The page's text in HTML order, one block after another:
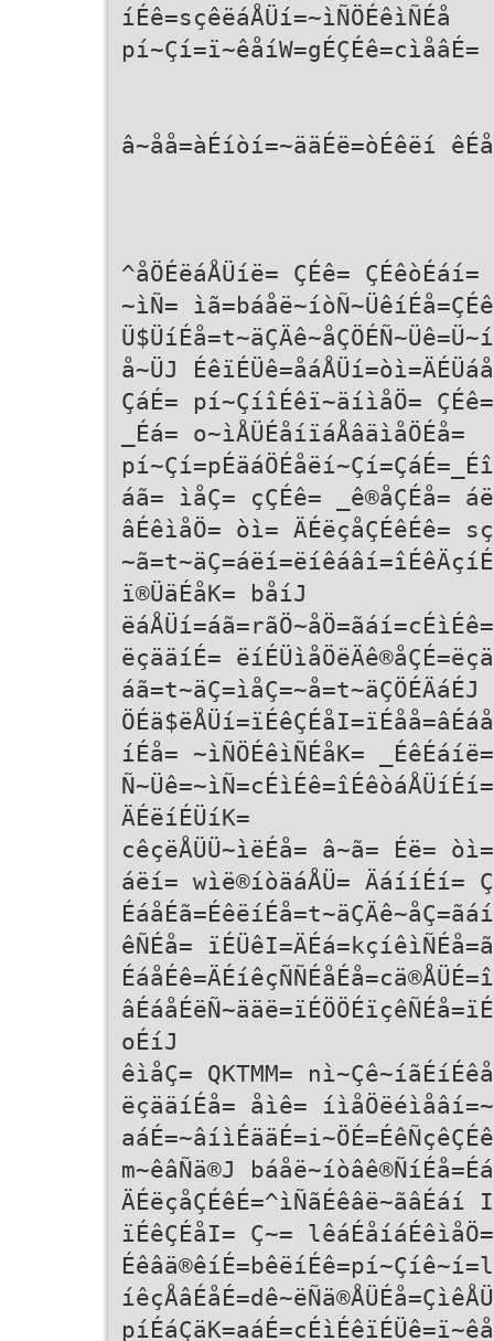
íÉê=sçêëáÅÜí=~ìÑÖÉêìÑÉå
pí~Çí=ï~êåíW=gÉÇÉê=cìåâÉ=
â~åå=àÉíòí=~ääÉë=òÉêëí
^åÖÉëáÅÜíë= ÇÉê=
~ìÑ=
å~ÜJ
ÇáÉ= pí~ÇíîÉêï~äíìåÖ=
_Éá= o~ìÅÜÉåíïáÅâäìåÖÉå=
áã= ìåÇ= çÇÉê= _ê®åÇÉå=
âÉêìåÖ= òì= ÄÉëçåÇÉêÉê=
ï®ÜäÉåK= båíJ
ëçääíÉ=
íÉå= ~ìÑÖÉêìÑÉåK=
ÄÉëíÉÜíK=
cêçëÅÜÜ~ìëÉå= â~ã= Éë=
áëí= wìë®íòäáÅÜ= ÄáííÉí=
êÑÉå=
oÉíJ
êìåÇ= QKTMM=
ëçääíÉå= åìê=
m~êâÑä®J
ÄÉëçåÇÉêÉ=^ìÑãÉêâë~ãâÉáí
ïÉêÇÉåI= Ç~=